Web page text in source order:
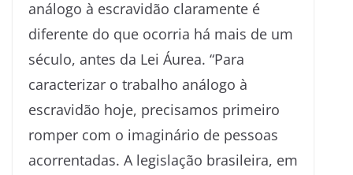
análogo à escravidão claramente é
diferente do que ocorria há mais de um
século, antes da Lei Áurea. “Para
caracterizar o trabalho análogo à
escravidão hoje, precisamos primeiro
romper com o imaginário de pessoas
acorrentadas. A legislação brasileira, em